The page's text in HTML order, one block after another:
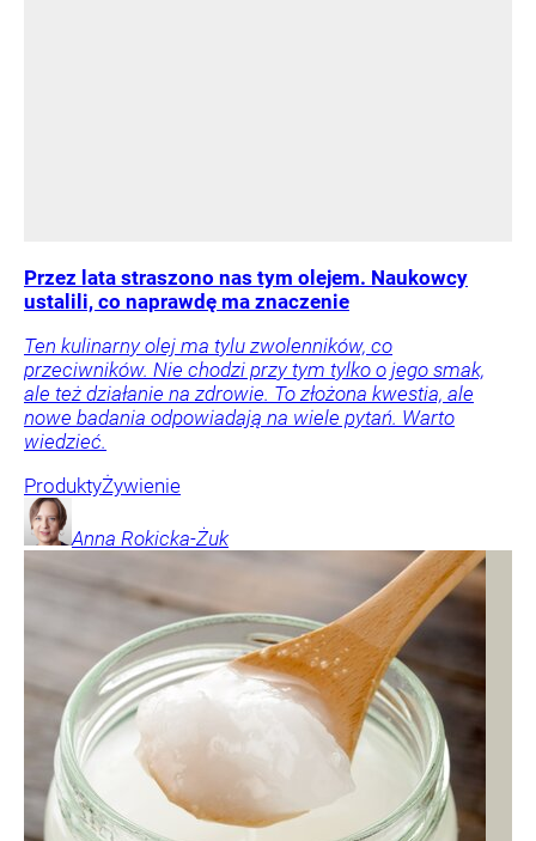
Przez lata straszono nas tym olejem. Naukowcy
ustalili, co naprawdę ma znaczenie
Ten kulinarny olej ma tylu zwolenników, co
przeciwników. Nie chodzi przy tym tylko o jego smak,
ale też działanie na zdrowie. To złożona kwestia, ale
nowe badania odpowiadają na wiele pytań. Warto
wiedzieć.
ProduktyŻywienie
Anna Rokicka-Żuk